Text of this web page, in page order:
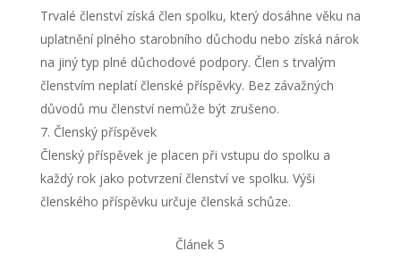
Trvalé členství získá člen spolku, který dosáhne věku na
uplatnění plného starobního důchodu nebo získá nárok
na jiný typ plné důchodové podpory. Člen s trvalým
členstvím neplatí členské příspěvky. Bez závažných
důvodů mu členství nemůže být zrušeno.
Členský příspěvek
Členský příspěvek je placen při vstupu do spolku a
každý rok jako potvrzení členství ve spolku. Výši
členského příspěvku určuje členská schůze.
Článek 5